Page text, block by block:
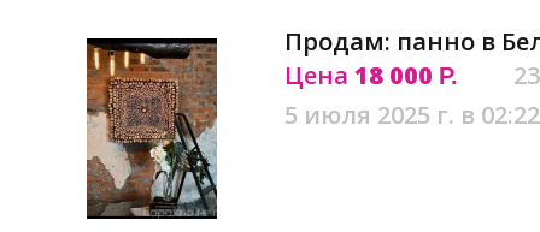
Продам: панно в
Цена 18 000 Р.
5 июля 2025 г. в 02:22